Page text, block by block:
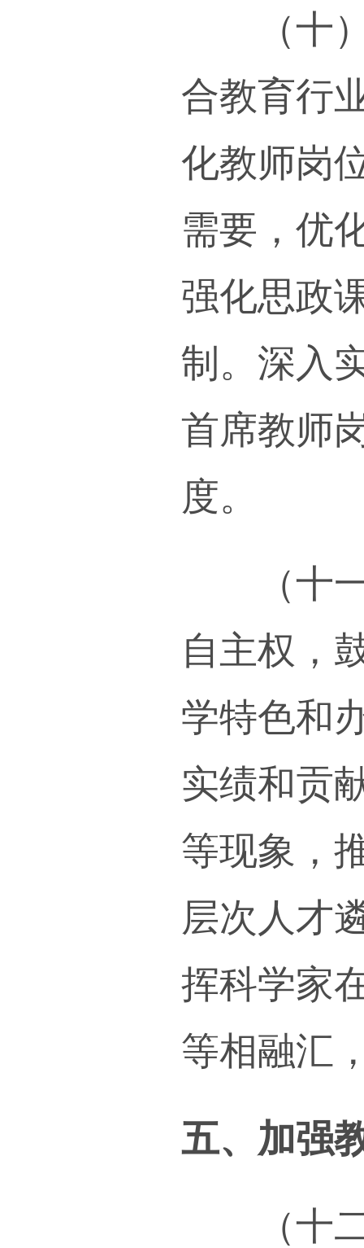
认证
普遍
传播
本条
（八
课程
提升
训，
科素
研，
持高
带动
（九